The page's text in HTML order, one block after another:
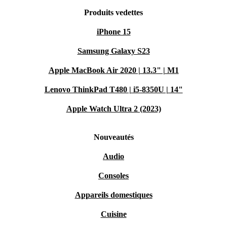
Produits vedettes
iPhone 15
Samsung Galaxy S23
Apple MacBook Air 2020 | 13.3" | M1
Lenovo ThinkPad T480 | i5-8350U | 14"
Apple Watch Ultra 2 (2023)
Nouveautés
Audio
Consoles
Appareils domestiques
Cuisine